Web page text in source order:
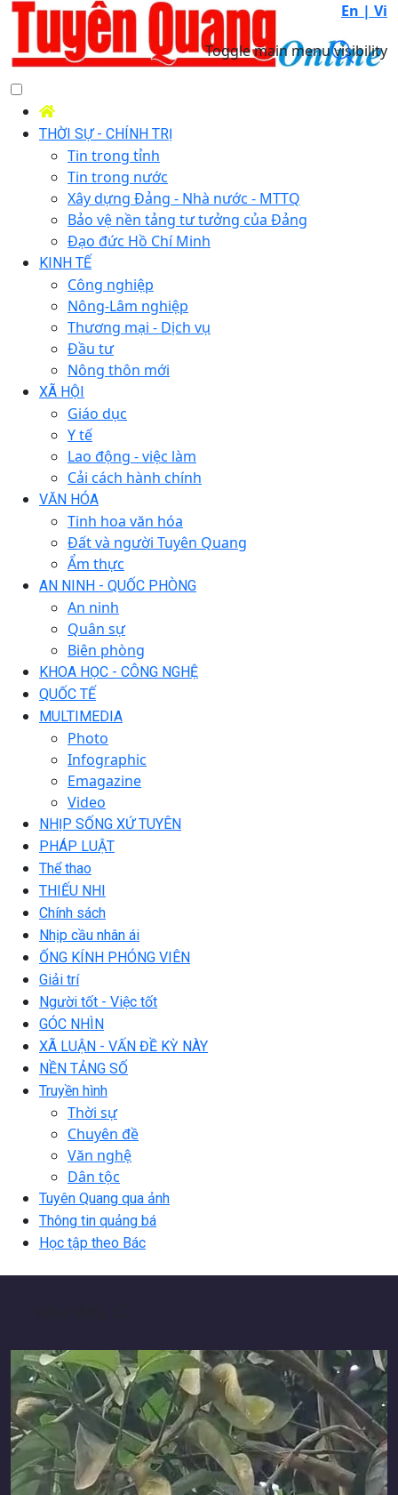
En | Vi
Toggle main menu visibility
THỜI SỰ - CHÍNH TRỊ
Tin trong tỉnh
Tin trong nước
Xây dựng Đảng - Nhà nước - MTTQ
Bảo vệ nền tảng tư tưởng của Đảng
Đạo đức Hồ Chí Minh
KINH TẾ
Công nghiệp
Nông-Lâm nghiệp
Thương mại - Dịch vụ
Đầu tư
Nông thôn mới
XÃ HỘI
Giáo dục
Y tế
Lao động - việc làm
Cải cách hành chính
VĂN HÓA
Tinh hoa văn hóa
Đất và người Tuyên Quang
Ẩm thực
AN NINH - QUỐC PHÒNG
An ninh
Quân sự
Biên phòng
KHOA HỌC - CÔNG NGHỆ
QUỐC TẾ
MULTIMEDIA
Photo
Infographic
Emagazine
Video
NHỊP SỐNG XỨ TUYÊN
PHÁP LUẬT
Thể thao
THIẾU NHI
Chính sách
Nhịp cầu nhân ái
ỐNG KÍNH PHÓNG VIÊN
Giải trí
Người tốt - Việc tốt
GÓC NHÌN
XÃ LUẬN - VẤN ĐỀ KỲ NÀY
NỀN TẢNG SỐ
Truyền hình
Thời sự
Chuyên đề
Văn nghệ
Dân tộc
Tuyên Quang qua ảnh
Thông tin quảng bá
Học tập theo Bác